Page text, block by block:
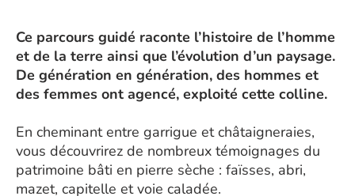
Ce parcours guidé raconte l’histoire de l’homme
et de la terre ainsi que l’évolution d’un paysage.
De génération en génération, des hommes et
des femmes ont agencé, exploité cette colline.
En cheminant entre garrigue et châtaigneraies,
vous découvrirez de nombreux témoignages du
patrimoine bâti en pierre sèche : faïsses, abri,
mazet, capitelle et voie caladée.